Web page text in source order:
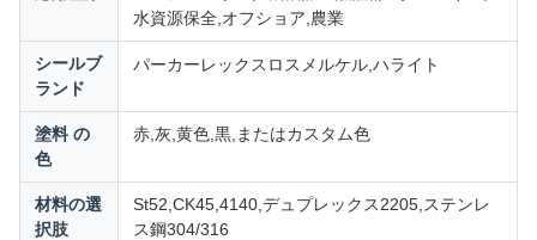
水資源保全,オフショア,農業
シールブ
ランド
パーカーレックスロス メルケル,ハライト
塗料 の
色
赤,灰,黄色,黒,またはカスタム色
材料の選
択肢
St52,CK45,4140,デュプレックス2205,ステンレ
ス鋼304/316